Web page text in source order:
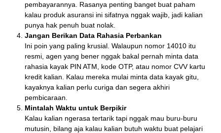
pembayarannya. Rasanya penting banget buat paham
kalau produk asuransi ini sifatnya nggak wajib, jadi kalian
punya hak penuh buat nolak.
Jangan Berikan Data Rahasia Perbankan
Ini poin yang paling krusial. Walaupun nomor 14010 itu
resmi, agen yang bener nggak bakal pernah minta data
rahasia kayak PIN ATM, kode OTP, atau nomor CVV kartu
kredit kalian. Kalau mereka mulai minta data kayak gitu,
kayaknya kalian perlu curiga dan segera akhiri
pembicaraan.
Mintalah Waktu untuk Berpikir
Kalau kalian ngerasa tertarik tapi nggak mau buru-buru
mutusin, bilang aja kalau kalian butuh waktu buat pelajari